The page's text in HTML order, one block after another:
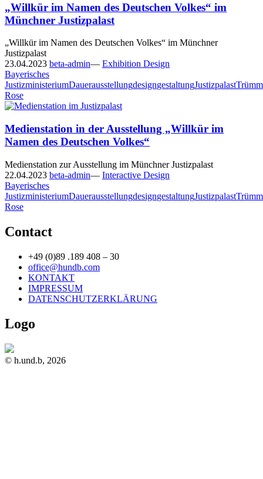
„Willkür im Namen des Deutschen Volkes“ im
Münchner Justizpalast
„Willkür im Namen des Deutschen Volkes“ im Münchner
Justizpalast
23.04.2023 beta-admin— Exhibition Design
Bayerisches
JustizministeriumDauerausstellungdesigngestaltungJustizpalast
Rose
Medienstation in der Ausstellung „Willkür im
Namen des Deutschen Volkes“
Medienstation zur Ausstellung im Münchner Justizpalast
22.04.2023 beta-admin— Interactive Design
Bayerisches
JustizministeriumDauerausstellungdesigngestaltungJustizpalast
Rose
Contact
+49 (0)89 .189 408 – 30
office@hundb.com
KONTAKT
IMPRESSUM
DATENSCHUTZERKLÄRUNG
Logo
© h.und.b, 2026